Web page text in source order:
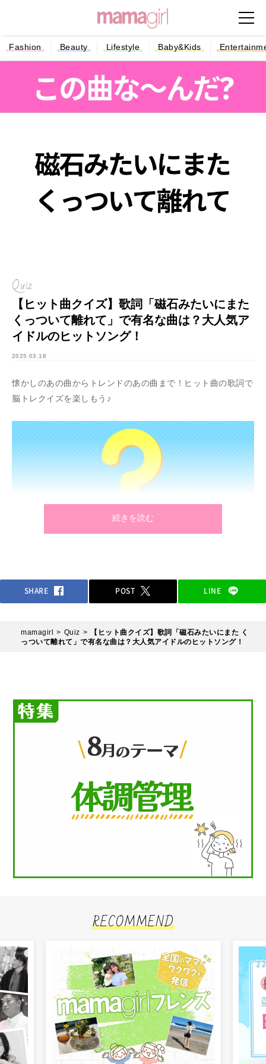
Fashion Beauty Lifestyle Baby&Kids
Quiz
【ヒット曲クイズ】歌詞「磁石みたいにまた
くっついて離れて」で有名な曲は？大人気ア
イドルのヒットソング！
2025.03.18
懐かしのあの曲からトレンドのあの曲まで！ヒット曲の歌詞で
脳トレクイズを楽しもう♪
続きを読む
SHARE POST LINE
mamagirl Quiz
【ヒット曲クイズ】歌詞「磁石みたいにまた く
っついて離れて」で有名な曲は？大人気アイドルのヒットソング！
RECOMMEND